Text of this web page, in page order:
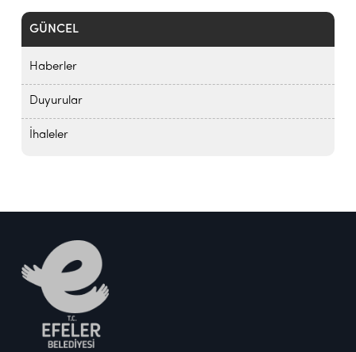
GÜNCEL
Haberler
Duyurular
İhaleler